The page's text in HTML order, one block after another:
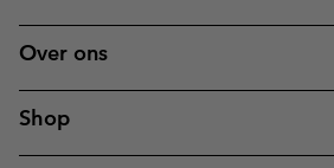
Over ons
Shop